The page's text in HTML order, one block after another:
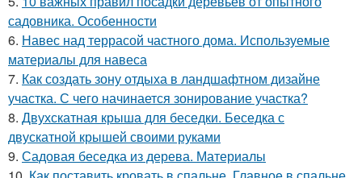
садовника. Особенности
6. Навес над террасой частного дома. Используемые
материалы для навеса
7. Как создать зону отдыха в ландшафтном дизайне
участка. С чего начинается зонирование участка?
8. Двухскатная крыша для беседки. Беседка с
двускатной крышей своими руками
9. Садовая беседка из дерева. Материалы